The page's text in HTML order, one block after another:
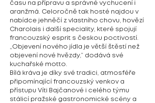
času na přípravu a správné vychucení i
aranžmá. Celoročně tak hosté najdou v
nabídce jehněčí z vlastního chovu, hovězí
Charolais i další speciality, které spojují
francouzský esprit s českou poctivostí.
„Objevení nového jídla je větší štěstí než
objevení nové hvězdy,“ dodává své
kuchařské motto.
Bílá kráva je díky své tradici, atmosféře
připomínající francouzský venkov a
přístupu Víti Bajčanové i celého týmu
stálicí pražské gastronomické scény a